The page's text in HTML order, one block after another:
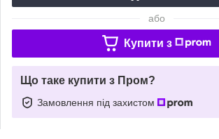
або
Купити з
Що таке купити з Пром?
Замовлення під захистом